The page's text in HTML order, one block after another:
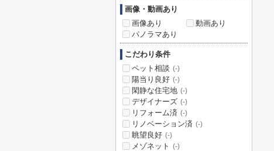
画像・動画あり
画像あり
動画あり
パノラマあり
こだわり条件
ペット相談 (-)
陽当り良好 (-)
閑静な住宅地 (-)
デザイナーズ (-)
リフォーム済 (-)
リノベーション済 (-)
眺望良好 (-)
メゾネット (-)